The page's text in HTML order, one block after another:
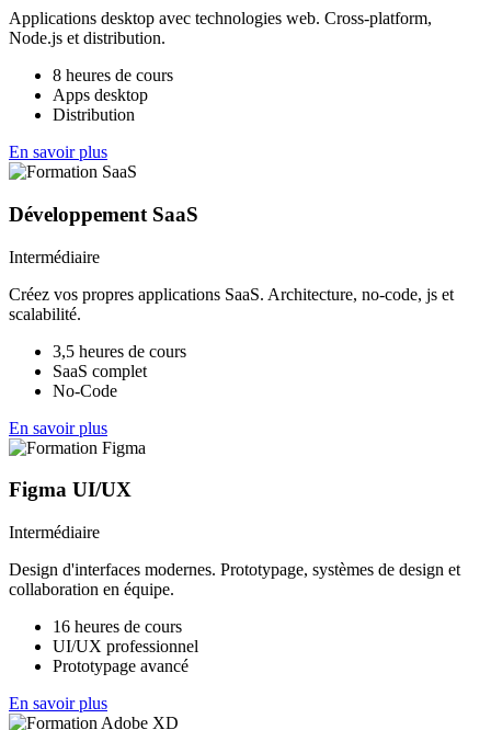
Applications desktop avec technologies web. Cross-platform,
Node.js et distribution.
8 heures de cours
Apps desktop
Distribution
En savoir plus
Développement SaaS
Intermédiaire
Créez vos propres applications SaaS. Architecture, no-code, js et
scalabilité.
3,5 heures de cours
SaaS complet
No-Code
En savoir plus
Figma UI/UX
Intermédiaire
Design d'interfaces modernes. Prototypage, systèmes de design et
collaboration en équipe.
16 heures de cours
UI/UX professionnel
Prototypage avancé
En savoir plus